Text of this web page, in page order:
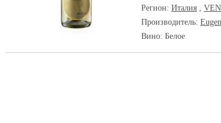
Регион: Италия ,
Производитель:
Вино: Белое